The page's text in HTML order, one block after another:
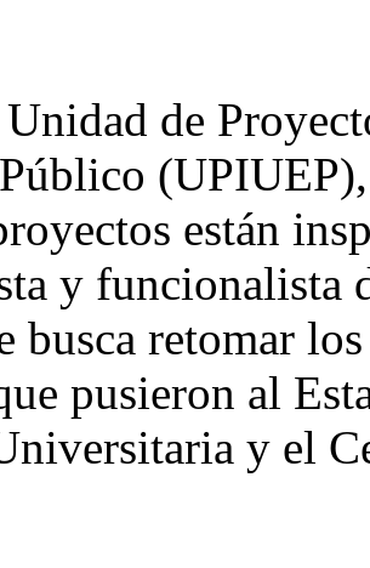
de
están
y funcionalista
busca retomar
pusieron al
y el